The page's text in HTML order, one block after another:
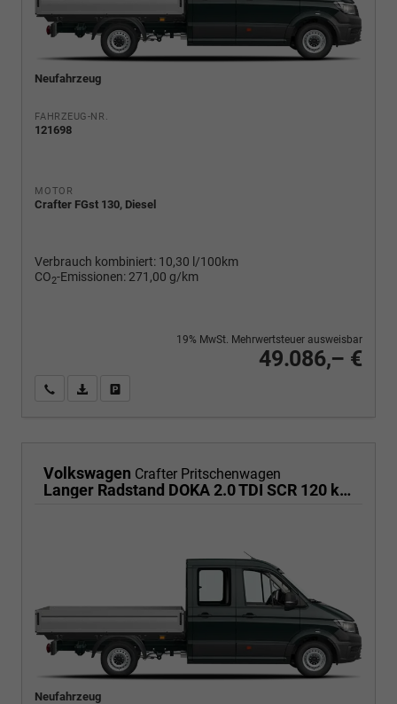
Neufahrzeug
FAHRZEUG-NR.
121698
MOTOR
Crafter FGst 130, Diesel
Verbrauch kombiniert: 10,30 l/100km
CO2-Emissionen: 271,00 g/km
49.086,– €
19% MwSt. Mehrwertsteuer ausweisbar
Wir rufen Sie anPDF-Fahrzeugexposé drucken
Volkswagen Crafter Pritschenwagen
Langer Radstand DOKA 2.0 TDI SCR 120 kW 6-Gang, Heckantrieb, Klima, 6 Sitze
Neufahrzeug